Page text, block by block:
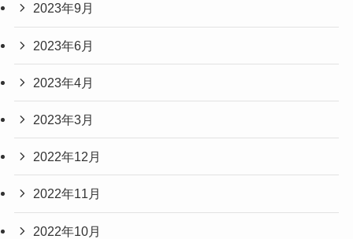
2023年9月
2023年6月
2023年4月
2023年3月
2022年12月
2022年11月
2022年10月